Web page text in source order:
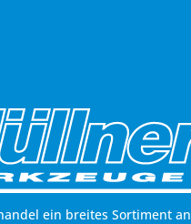
ein breites Sortiment an